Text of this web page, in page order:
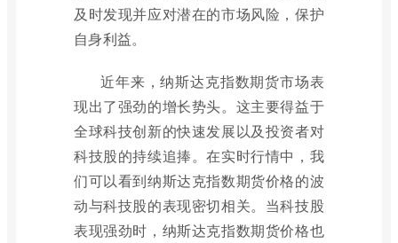
及时发现并应对潜在的市场风险，保护
自身利益。
近年来，纳斯达克指数期货市场表
现出了强劲的增长势头。这主要得益于
全球科技创新的快速发展以及投资者对
科技股的持续追捧。在实时行情中，我
们可以看到纳斯达克指数期货价格的波
动与科技股的表现密切相关。当科技股
表现强劲时，纳斯达克指数期货价格也